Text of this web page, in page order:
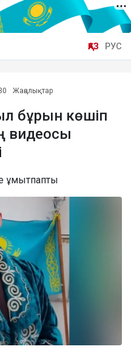
ҚАЗ РУС
Жаңалықтар
бұрын көшіп
видеосы
ұмытпапты